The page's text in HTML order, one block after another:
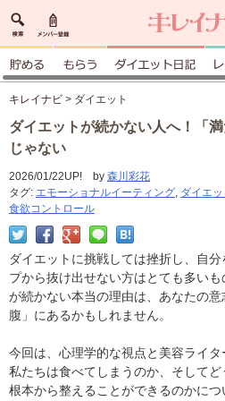
キレイナビ > ダイエット
ダイエットが続かない人へ！「
じゃない
2026/01/22UP! by 森川彩花
タグ: エモーショナルイーティング, ダイエッ
食欲コントロール
ダイエットに挑戦しては挫折し、自
プから抜け出せない方はとても多い
が続かない本当の理由は、あなたの
腹」にあるかもしれません。
今回は、心理学的な視点と美容ライ
私たちは食べてしまうのか、そして
根本から整えることができるのかに